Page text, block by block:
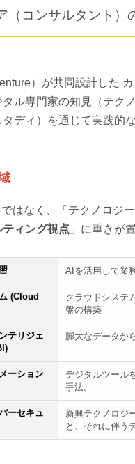
（コンサルタント）
）が共同設計した
ル専門家の知見（テク
ディ）を通じて実践的
はなく、「テクノロジ
ティング視点 」に重きが
AIを活用して業
(Cloud
クラウドシステ
盤の構築
テリジェ
膨大なデータか
ーション
デジタルツール
手法。
ーセキュ
新興テクノロジ
と、それに伴う